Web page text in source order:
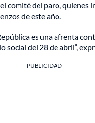
comité del paro,
de este año.
es una afrenta
del 28 de abril”,
PUBLICIDAD